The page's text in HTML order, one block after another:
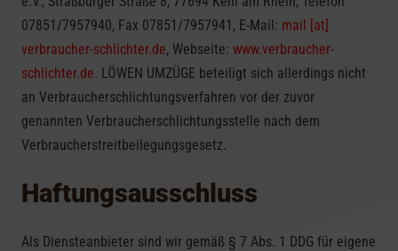
07851/7957940, Fax 07851/7957941, E-Mail: mail [at]
verbraucher-schlichter.de, Webseite: www.verbraucher-
schlichter.de. LÖWEN UMZÜGE beteiligt sich allerdings nicht
an Verbraucherschlichtungsverfahren vor der zuvor
genannten Verbraucherschlichtungsstelle nach dem
Verbraucherstreitbeilegungsgesetz.
Haftungs­ausschluss
Als Diensteanbieter sind wir gemäß § 7 Abs. 1 DDG für eigene